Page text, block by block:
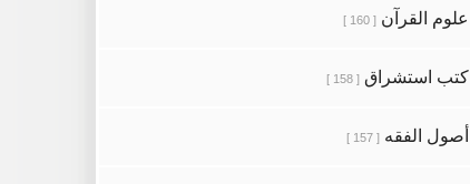
علوم القرآن [ 160 ]
كتب استشراق [ 158 ]
أصول الفقه [ 157 ]